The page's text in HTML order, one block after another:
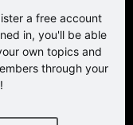
a free account
in, you'll be able
own topics and
through your